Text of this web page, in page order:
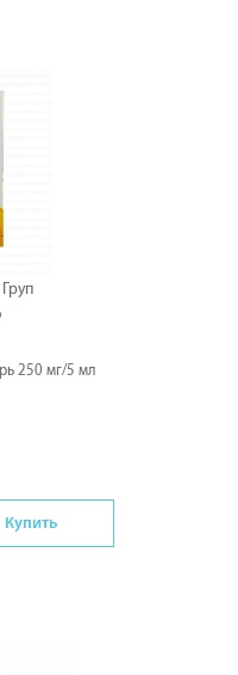
250 мг/5 мл
Купить